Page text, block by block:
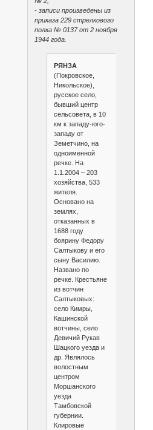
- записи произведены из
приказа 229 стрелкового
полка № 0137 от 2 ноября
1944 года.
РЯНЗА
(Покровское,
Никольское),
русское село,
бывший центр
сельсовета, в 10
км к западу-юго-
западу от
Земетчино, на
одноименной
речке. На
1.1.2004 – 203
хозяйства, 533
жителя.
Основано на
землях,
отказанных в
1688 году
боярину Федору
Салтыкову и его
сыну Василию.
Названо по
речке. Крестьяне
из вотчин
Салтыковых:
село Кимры,
Кашинской
вотчины, село
Девичий Рукав
Шацкого уезда и
др. Являлось
волостным
центром
Моршанского
уезда
Тамбовской
губернии.
Клировые